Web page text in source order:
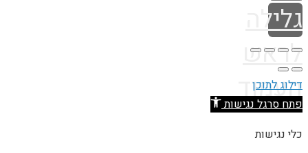
גלילה
לראש
העמוד
דילוג לתוכן
פתח סרגל נגישות
כלי נגישות